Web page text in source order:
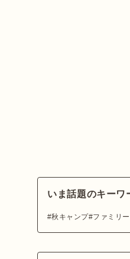
いま話題のキーワ
秋キャンプ ファミリ